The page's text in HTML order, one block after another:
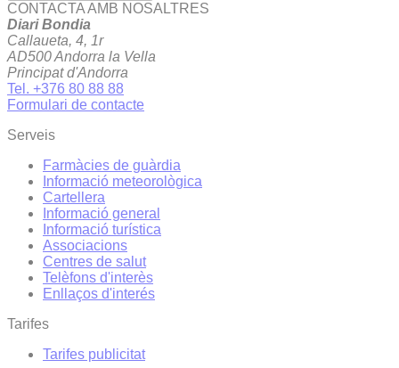
CONTACTA AMB NOSALTRES
Diari Bondia
Callaueta, 4, 1r
AD500 Andorra la Vella
Principat d'Andorra
Tel. +376 80 88 88
Formulari de contacte
Serveis
Farmàcies de guàrdia
Informació meteorològica
Cartellera
Informació general
Informació turística
Associacions
Centres de salut
Telèfons d'interès
Enllaços d'interés
Tarifes
Tarifes publicitat